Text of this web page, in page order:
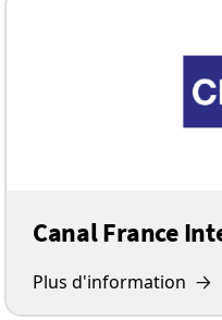
Canal France
Plus d'information